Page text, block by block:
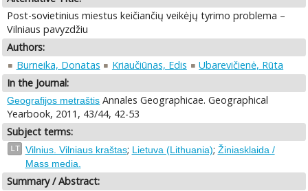
Post-sovietinius miestus keičiančių veikėjų tyrimo problema –
Vilniaus pavyzdžiu
Authors:
Burneika, Donatas
Kriaučiūnas, Edis
Ubarevičienė, Rūta
In the Journal:
Geografijos metraštis Annales Geographicae. Geographical
Yearbook, 2011, 43/44, 42-53
Subject terms:
LT Vilnius. Vilniaus kraštas; Lietuva (Lithuania); Žiniasklaida /
Mass media.
Summary / Abstract: